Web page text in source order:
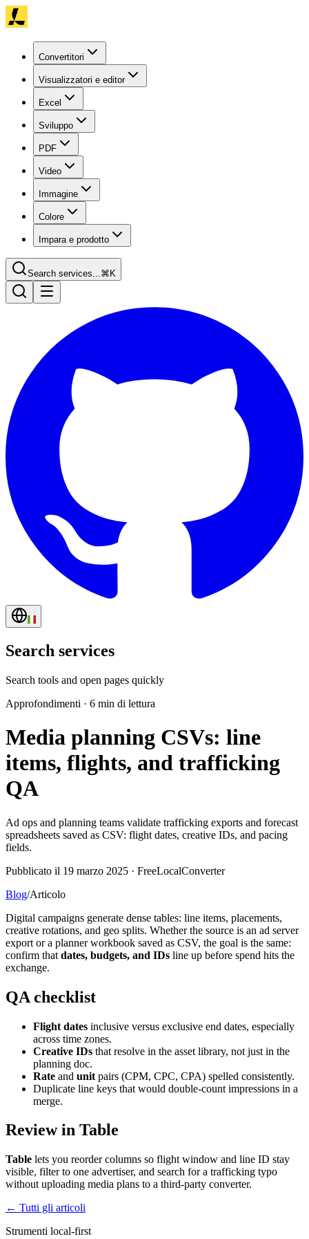
Convertitori
Visualizzatori e editor
Excel
Sviluppo
PDF
Video
Immagine
Colore
Impara e prodotto
Search services...⌘K
Search services
Search tools and open pages quickly
Approfondimenti · 6 min di lettura
Media planning CSVs: line
items, flights, and trafficking
QA
Ad ops and planning teams validate trafficking exports and forecast
spreadsheets saved as CSV: flight dates, creative IDs, and pacing
fields.
Pubblicato il 19 marzo 2025 · FreeLocalConverter
Blog/Articolo
Digital campaigns generate dense tables: line items, placements,
creative rotations, and geo splits. Whether the source is an ad server
export or a planner workbook saved as CSV, the goal is the same:
confirm that dates, budgets, and IDs line up before spend hits the
exchange.
QA checklist
Flight dates inclusive versus exclusive end dates, especially
across time zones.
Creative IDs that resolve in the asset library, not just in the
planning doc.
Rate and unit pairs (CPM, CPC, CPA) spelled consistently.
Duplicate line keys that would double-count impressions in a
merge.
Review in Table
Table lets you reorder columns so flight window and line ID stay
visible, filter to one advertiser, and search for a trafficking typo
without uploading media plans to a third-party converter.
← Tutti gli articoli
Strumenti local-first